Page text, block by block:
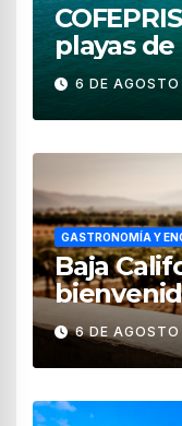
playas
para uso
6 DE
GASTRONOMÍA Y
Baja
vendimia
6 DE